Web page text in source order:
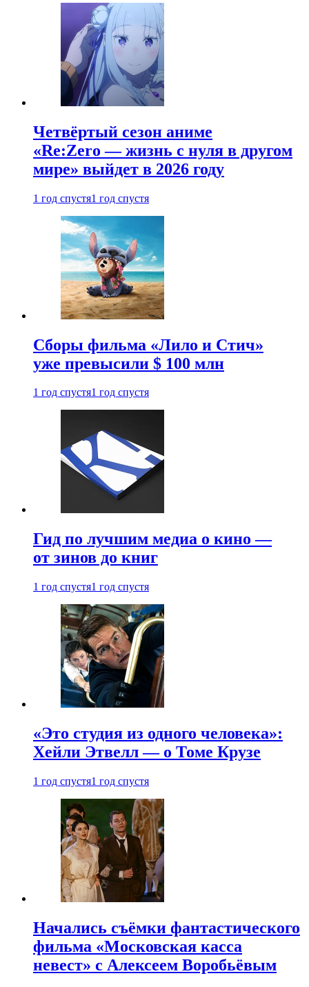
Четвёртый сезон аниме
«Re:Zero — жизнь с нуля в другом
мире» выйдет в 2026 году
1 год спустя1 год спустя
Сборы фильма «Лило и Стич»
уже превысили $ 100 млн
1 год спустя1 год спустя
Гид по лучшим медиа о кино —
от зинов до книг
1 год спустя1 год спустя
«Это студия из одного человека»:
Хейли Этвелл — о Томе Крузе
1 год спустя1 год спустя
Начались съёмки фантастического
фильма «Московская касса
невест» с Алексеем Воробьёвым